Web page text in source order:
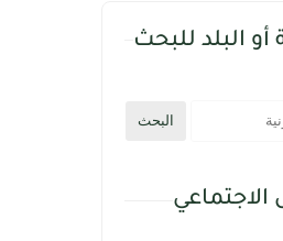
البلد للبحث